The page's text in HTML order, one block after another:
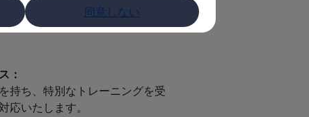
同意しない
：
持ち、特別なトレーニングを受
応いたします。